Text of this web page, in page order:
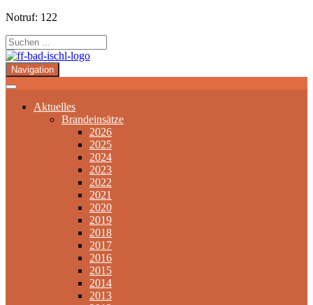
Notruf: 122
Navigation
Aktuelles
Brandeinsätze
2026
2025
2024
2023
2022
2021
2020
2019
2018
2017
2016
2015
2014
2013